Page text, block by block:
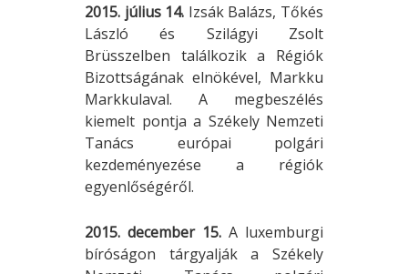
2015. július 14. Izsák Balázs, Tőkés
László és Szilágyi Zsolt
Brüsszelben találkozik a Régiók
Bizottságának elnökével, Markku
Markkulaval. A megbeszélés
kiemelt pontja a Székely Nemzeti
Tanács európai polgári
kezdeményezése a régiók
egyenlőségéről.
2015. december 15. A luxemburgi
bíróságon tárgyalják a Székely